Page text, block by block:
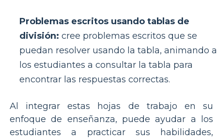
Problemas escritos usando tablas de
división: cree problemas escritos que se
puedan resolver usando la tabla, animando a
los estudiantes a consultar la tabla para
encontrar las respuestas correctas.
Al integrar estas hojas de trabajo en su
enfoque de enseñanza, puede ayudar a los
estudiantes a practicar sus habilidades,